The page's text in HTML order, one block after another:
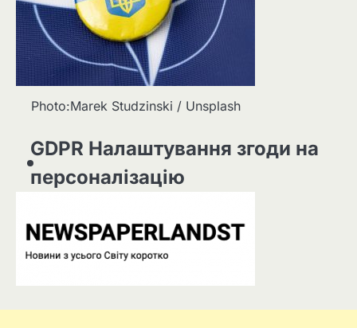
Photo:Marek Studzinski / Unsplash
GDPR Налаштування згоди на
персоналізацію